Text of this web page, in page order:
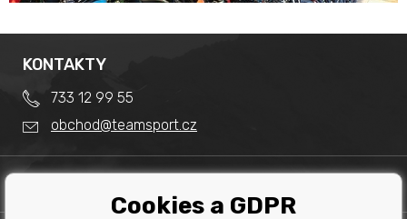
Obchodní podmínky
KONTAKTY
733 12 99 55
obchod@teamsport.cz
Cookies a GDPR